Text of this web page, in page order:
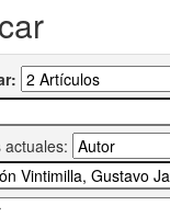
actuales: